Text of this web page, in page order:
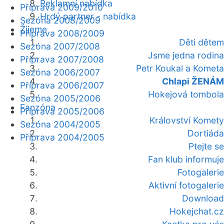
Reklamní nabídka
Hrdý partner - nabídka
Žijeme
Děti dětem
Jsme jedna rodina
Petr Koukal a Kometa
Chlapi ŽENÁM
Hokejová tombola
Fanzóna
Království Komety
Dortiáda
Ptejte se
Fan klub informuje
Fotogalerie
Aktivní fotogalerie
Download
Hokejchat.cz
Příprava 2009/2010
Sezóna 2008/2009
Příprava 2008/2009
Sezóna 2007/2008
Příprava 2007/2008
Sezóna 2006/2007
Příprava 2006/2007
Sezóna 2005/2006
Příprava 2005/2006
Sezóna 2004/2005
Příprava 2004/2005